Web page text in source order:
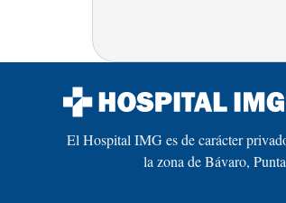
El Hospital IMG es de carácter
la zona de Bávaro,